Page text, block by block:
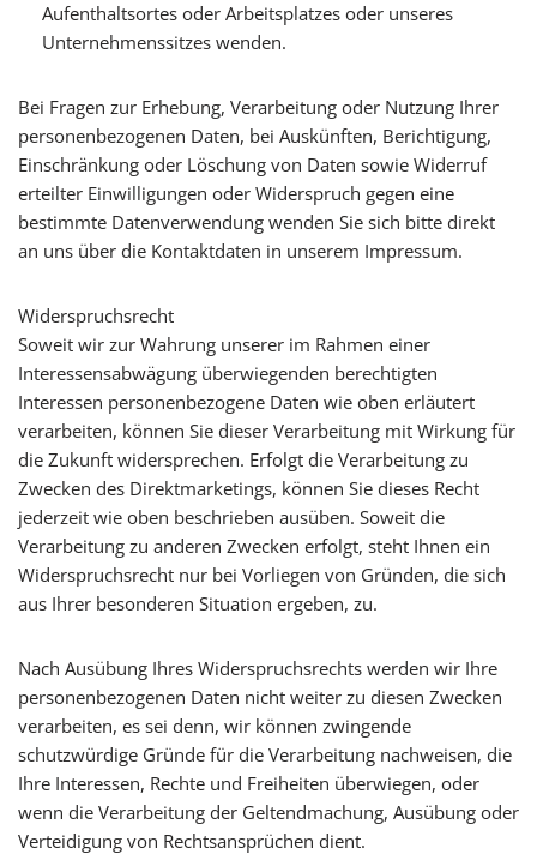
Aufenthaltsortes oder Arbeitsplatzes oder unseres
Unternehmenssitzes wenden.
Bei Fragen zur Erhebung, Verarbeitung oder Nutzung Ihrer
personenbezogenen Daten, bei Auskünften, Berichtigung,
Einschränkung oder Löschung von Daten sowie Widerruf
erteilter Einwilligungen oder Widerspruch gegen eine
bestimmte Datenverwendung wenden Sie sich bitte direkt
an uns über die Kontaktdaten in unserem Impressum.
Widerspruchsrecht
Soweit wir zur Wahrung unserer im Rahmen einer
Interessensabwägung überwiegenden berechtigten
Interessen personenbezogene Daten wie oben erläutert
verarbeiten, können Sie dieser Verarbeitung mit Wirkung für
die Zukunft widersprechen. Erfolgt die Verarbeitung zu
Zwecken des Direktmarketings, können Sie dieses Recht
jederzeit wie oben beschrieben ausüben. Soweit die
Verarbeitung zu anderen Zwecken erfolgt, steht Ihnen ein
Widerspruchsrecht nur bei Vorliegen von Gründen, die sich
aus Ihrer besonderen Situation ergeben, zu.
Nach Ausübung Ihres Widerspruchsrechts werden wir Ihre
personenbezogenen Daten nicht weiter zu diesen Zwecken
verarbeiten, es sei denn, wir können zwingende
schutzwürdige Gründe für die Verarbeitung nachweisen, die
Ihre Interessen, Rechte und Freiheiten überwiegen, oder
wenn die Verarbeitung der Geltendmachung, Ausübung oder
Verteidigung von Rechtsansprüchen dient.